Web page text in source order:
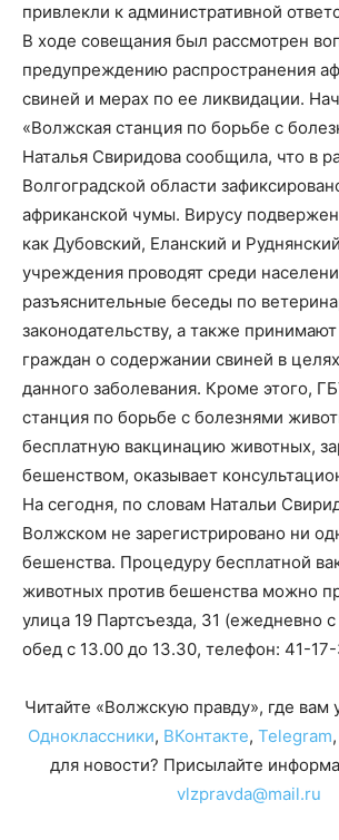
привлекли к административной
В ходе совещания был рассмотрен
предупреждению распространения
свиней и мерах по ее ликвидации.
«Волжская станция по борьбе с
Наталья Свиридова сообщила, что в
Волгоградской области
африканской чумы. Вирусу
как Дубовский, Еланский и
учреждения проводят среди
разъяснительные беседы по
законодательству, а также
граждан о содержании свиней в
данного заболевания. Кроме этого,
станция по борьбе с болезнями
бесплатную вакцинацию животных,
бешенством, оказывает
На сегодня, по словам Натальи
Волжском не зарегистрировано ни
бешенства. Процедуру бесплатной
животных против бешенства можно
улица 19 Партсъезда, 31 (ежедневно
обед с 13.00 до 13.30, телефон: 41-17-
Читайте «Волжскую правду», где вам
Одноклассники, ВКонтакте, Telegram,
для новости? Присылайте
vlzpravda@mail.ru